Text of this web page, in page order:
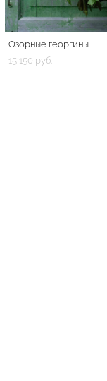
Озорные георгины
15 150 pуб.